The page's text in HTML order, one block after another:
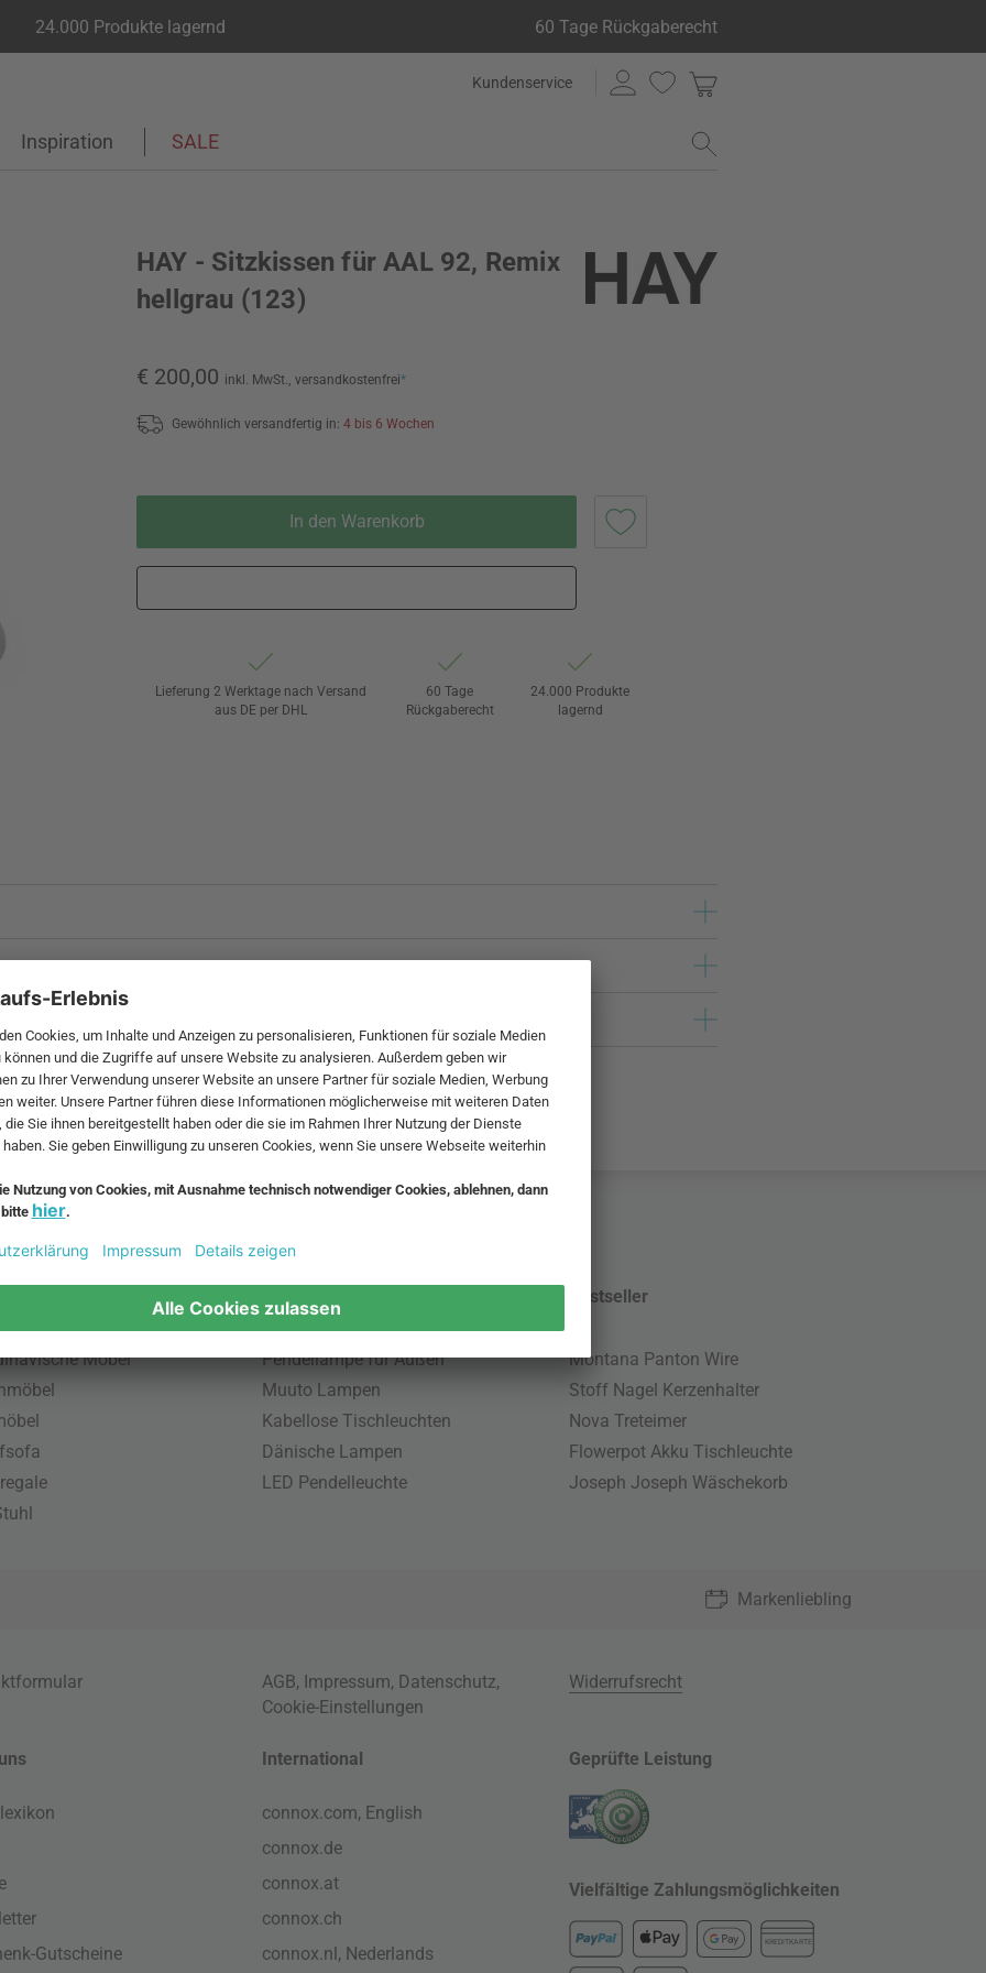
24.000 Produkte lagernd 60 Tage Rückgaberecht
Kundenservice
Inspiration SALE
HAY - Sitzkissen für AAL 92, Remix
hellgrau (123)
€ 200,00 inkl. MwSt., versandkostenfrei*
Gewöhnlich versandfertig in: 4 bis 6 Wochen
In den Warenkorb
Lieferung 2 Werktage nach Versand
aus DE per DHL
60 Tage
Rückgaberecht
24.000 Produkte
lagernd
und zzgl.
Möbel
Beliebte Leuchten
Pendellampe für Außen
Muuto Lampen
Kabellose Tischleuchten
Dänische Lampen
LED Pendelleuchte
Bestseller
Montana Panton Wire
Stoff Nagel Kerzenhalter
Nova Treteimer
Flowerpot Akku Tischleuchte
Joseph Joseph Wäschekorb
Markenliebling
AGB, Impressum, Datenschutz,
Cookie-Einstellungen
Widerrufsrecht
Gutscheine
International
connox.com, English
connox.de
connox.at
connox.ch
connox.nl, Nederlands
Geprüfte Leistung
Vielfältige Zahlungsmöglichkeiten
KREDITKARTE